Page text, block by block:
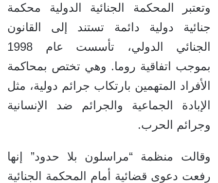
وتعتبر المحكمة الجنائية الدولية محكمة
جنائية دولية دائمة تستند إلى القانون
الجنائي الدولي، تأسست عام 1998
بموجب اتفاقية روما. وهي تختص بمحاكمة
الأفراد المتهمين بارتكاب جرائم دولية، مثل
الإبادة الجماعية والجرائم ضد الإنسانية
وجرائم الحرب.
وقالت منظمة “مراسلون بلا حدود” إنها
رفعت دعوى قضائية أمام المحكمة الجنائية